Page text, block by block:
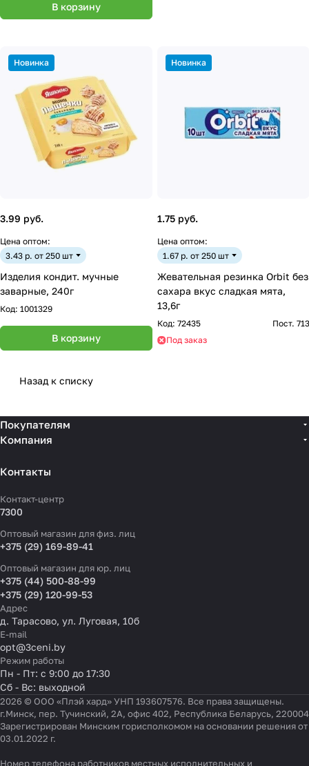
В корзину
Новинка
3.99 руб.
Цена оптом:
3.43 р. от 250 шт
Изделия кондит. мучные
заварные, 240г
Код: 1001329
В корзину
Новинка
1.75 руб.
Цена оптом:
1.67 р. от 250 шт
Жевательная резинка Orbit без
сахара вкус сладкая мята,
13,6г
Код: 72435
Пост. 713
Под заказ
Назад к списку
Покупателям
Компания
Контакты
Контакт-центр
7300
Оптовый магазин для физ. лиц
+375 (29) 169-89-41
Оптовый магазин для юр. лиц
+375 (44) 500-88-99
+375 (29) 120-99-53
Адрес
д. Тарасово, ул. Луговая, 10б
E-mail
opt@3ceni.by
Режим работы
Пн - Пт: с 9:00 до 17:30
Сб - Вс: выходной
2026 © ООО «Плэй хард» УНП 193607576. Все права защищены.
г.Минск, пер. Тучинский, 2А, офис 402, Республика Беларусь, 220004
Зарегистрирован Минским горисполкомом на основании решения от
03.01.2022 г.
Номер телефона работников местных исполнительных и